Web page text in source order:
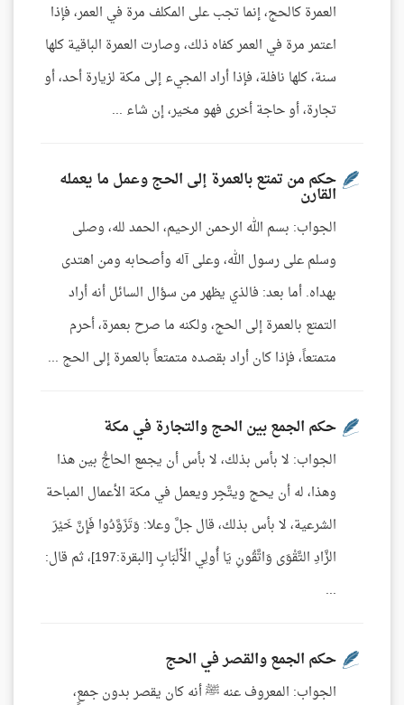
العمرة كالحج، إنما تجب على المكلف مرة في العمر، فإذا
اعتمر مرة في العمر كفاه ذلك، وصارت العمرة الباقية كلها
سنة، كلها نافلة، فإذا أراد المجيء إلى مكة لزيارة أحد، أو
تجارة، أو حاجة أخرى فهو مخير، إن شاء ...
حكم من تمتع بالعمرة إلى الحج وعمل ما يعمله
القارن
الجواب: بسم الله الرحمن الرحيم، الحمد لله، وصلى
وسلم على رسول الله، وعلى آله وأصحابه ومن اهتدى
بهداه. أما بعد: فالذي يظهر من سؤال السائل أنه أراد
التمتع بالعمرة إلى الحج، ولكنه ما صرح بعمرة، أحرم
متمتعاً، فإذا كان أراد بقصده متمتعاً بالعمرة إلى الحج ...
حكم الجمع بين الحج والتجارة في مكة
الجواب: لا بأس بذلك، لا بأس أن يجمع الحاجُّ بين هذا
وهذا، له أن يحج ويتَّجِر ويعمل في مكة الأعمال المباحة
الشرعية، لا بأس بذلك، قال جلَّ وعلا: وَتَزَوَّدُوا فَإِنَّ خَيْرَ
الزَّادِ التَّقْوَى وَاتَّقُونِ يَا أُولِي الْأَلْبَابِ [البقرة:197]، ثم قال:
...
حكم الجمع والقصر في الحج
الجواب: المعروف عنه ﷺ أنه كان يقصر بدون جمعٍ،